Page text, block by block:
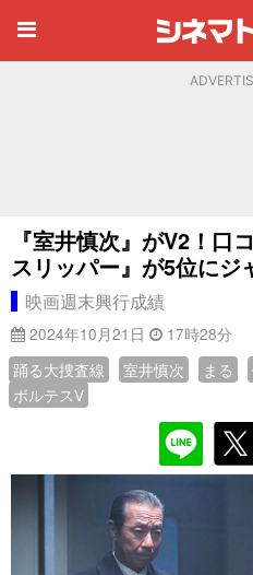
『室井慎次』がV2！口
スリッパー』が5位にジ
映画週末興行成績
2024年10月21日
17時28分
踊る大捜査線
室井慎次 まる
ボルテスV